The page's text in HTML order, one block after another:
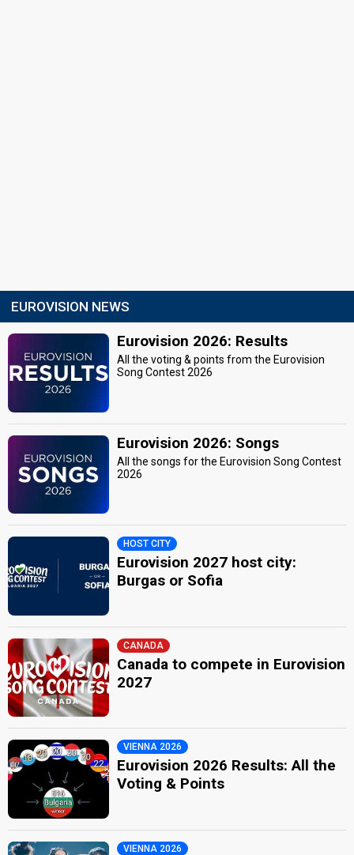
EUROVISION NEWS
Eurovision 2026: Results
All the voting & points from the Eurovision
Song Contest 2026
Eurovision 2026: Songs
All the songs for the Eurovision Song Contest
2026
HOST CITY
Eurovision 2027 host city:
Burgas or Sofia
CANADA
Canada to compete in Eurovision
2027
VIENNA 2026
Eurovision 2026 Results: All the
Voting & Points
VIENNA 2026